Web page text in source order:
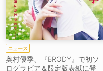
ニュース
奥村優季、『BRODY』で初ソ
ログラビア＆限定版表紙に登